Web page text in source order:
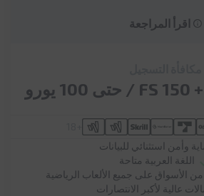
اقرأ المراجعة
وأمن استثنائي للبيانات
اللغة العربية متاحة
الأسواق على جميع الألعاب الرياضية
عالية لأكبر الانتصارات